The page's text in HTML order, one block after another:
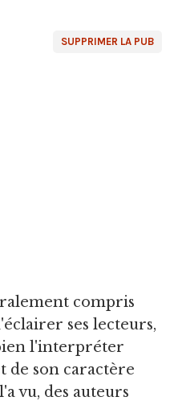
SUPPRIMER LA PUB
compris
ses lecteurs,
l'interpréter
de son caractère
vu, des auteurs